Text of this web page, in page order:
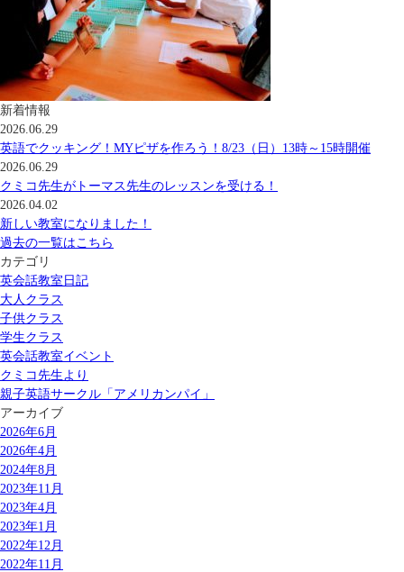
新着情報
2026.06.29
英語でクッキング！MYピザを作ろう！8/23（日）13時～15時開催
2026.06.29
クミコ先生がトーマス先生のレッスンを受ける！
2026.04.02
新しい教室になりました！
過去の一覧はこちら
カテゴリ
英会話教室日記
大人クラス
子供クラス
学生クラス
英会話教室イベント
クミコ先生より
親子英語サークル「アメリカンパイ」
アーカイブ
2026年6月
2026年4月
2024年8月
2023年11月
2023年4月
2023年1月
2022年12月
2022年11月